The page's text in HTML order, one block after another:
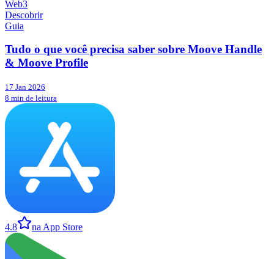
Web3
Descobrir
Guia
Tudo o que você precisa saber sobre Moove Handle
& Moove Profile
17 Jan 2026
8 min de leitura
4.8 na App Store